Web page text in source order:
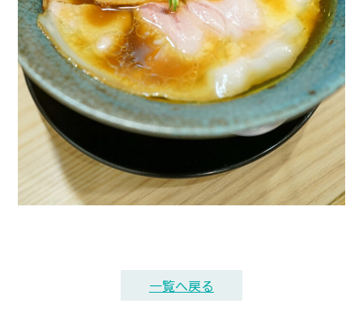
一覧へ戻る